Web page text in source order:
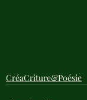
CréaCriture&Poésie